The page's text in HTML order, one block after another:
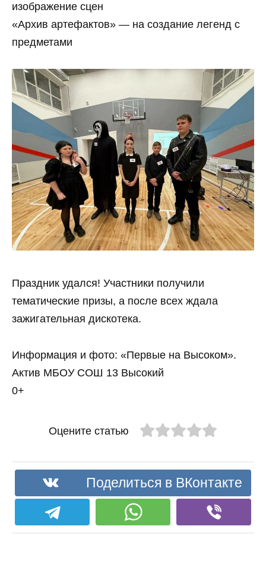
изображение сцен
«Архив артефактов» — на создание легенд с
предметами
Праздник удался! Участники получили
тематические призы, а после всех ждала
зажигательная дискотека.
Информация и фото: «Первые на Высоком».
Актив МБОУ СОШ 13 Высокий
0+
Оцените статью
Поделиться в ВКонтакте